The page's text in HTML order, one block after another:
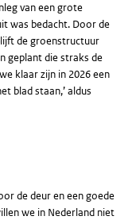
van een grote
was bedacht. Door de
de groenstructuur
geplant die straks de
klaar zijn in 2026 een
blad staan,’ aldus
de deur en een goede
we in Nederland niet